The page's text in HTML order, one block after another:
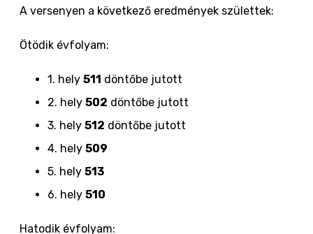
A versenyen a következő eredmények születtek:
Ötödik évfolyam:
1. hely 511 döntőbe jutott
2. hely 502 döntőbe jutott
3. hely 512 döntőbe jutott
4. hely 509
5. hely 513
6. hely 510
Hatodik évfolyam: